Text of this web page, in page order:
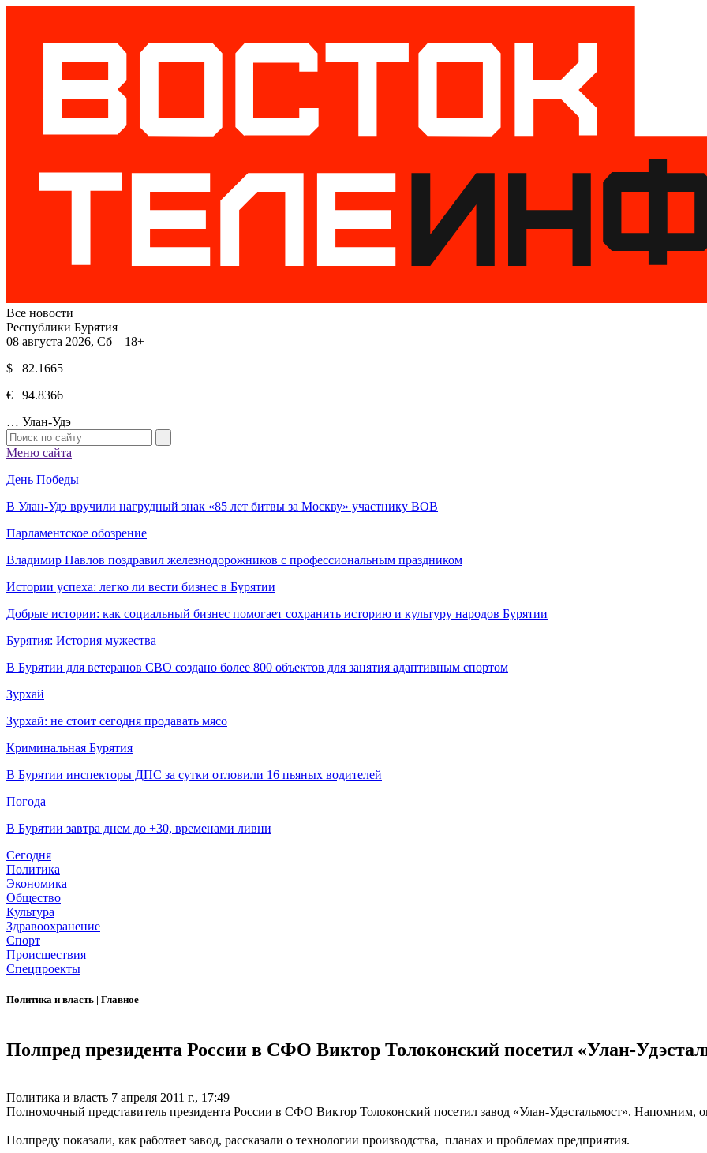
Все новости
Республики Бурятия
08 августа 2026, Сб 18+
$ 82.1665
€ 94.8366
… Улан-Удэ
Меню сайта
День Победы
В Улан-Удэ вручили нагрудный знак «85 лет битвы за Москву» участнику ВОВ
Парламентское обозрение
Владимир Павлов поздравил железнодорожников с профессиональным праздником
Истории успеха: легко ли вести бизнес в Бурятии
Добрые истории: как социальный бизнес помогает сохранить историю и культуру народов Бурятии
Бурятия: История мужества
В Бурятии для ветеранов СВО создано более 800 объектов для занятия адаптивным спортом
Зурхай
Зурхай: не стоит сегодня продавать мясо
Криминальная Бурятия
В Бурятии инспекторы ДПС за сутки отловили 16 пьяных водителей
Погода
В Бурятии завтра днем до +30, временами ливни
Сегодня
Политика
Экономика
Общество
Культура
Здравоохранение
Спорт
Происшествия
Спецпроекты
Политика и власть | Главное
Полпред президента России в СФО Виктор Толоконский посетил «Улан-
Политика и власть 7 апреля 2011 г., 17:49
Полномочный представитель президента России в СФО Виктор Толоконский посетил завод «Улан-Удэстальмост». Напомним,
Полпреду показали, как работает завод, рассказали о технологии производства, планах и проблемах предприятия.